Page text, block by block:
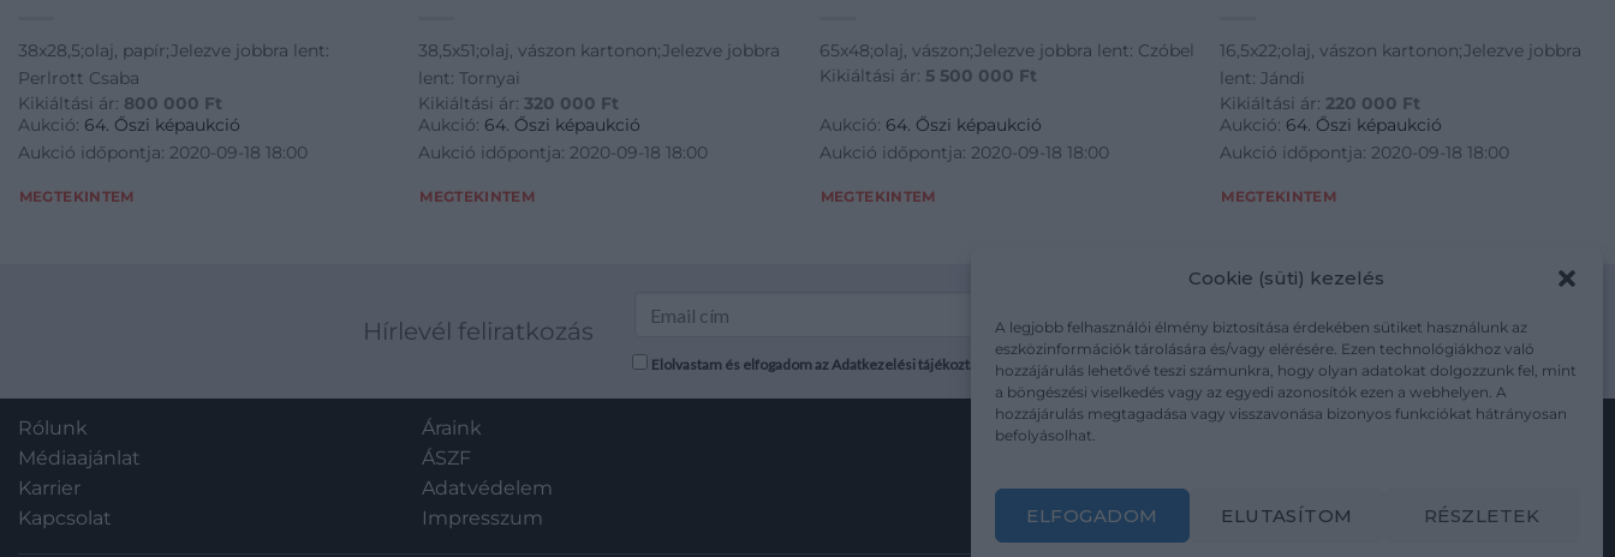
Cookie (süti) kezelés
A legjobb felhasználói élmény biztosítása érdekében sütiket használunk az
eszközinformációk tárolására és/vagy elérésére. Ezen technológiákhoz való
hozzájárulás lehetővé teszi számunkra, hogy olyan adatokat dolgozzunk fel, mint
a böngészési viselkedés vagy az egyedi azonosítók ezen a webhelyen. A
hozzájárulás megtagadása vagy visszavonása bizonyos funkciókat hátrányosan
befolyásolhat.
ELFOGADOM ELUTASÍTOM RÉSZLETEK
38x28,5;olaj, papír;Jelezve jobbra lent:
Perlrott Csaba
Kikiáltási ár: 800 000 Ft
Aukció: 64. Őszi képaukció
Aukció időpontja: 2020-09-18 18:00
MEGTEKINTEM
38,5x51;olaj, vászon kartonon;Jelezve jobbra
lent: Tornyai
Kikiáltási ár:320 000 Ft
Aukció: 64. Őszi képaukció
Aukció időpontja: 2020-09-18 18:00
MEGTEKINTEM
65x48;olaj, vászon;Jelezve jobbra lent: Czóbel
Kikiáltási ár: 5 500 000 Ft
Aukció: 64. Őszi képaukció
Aukció időpontja: 2020-09-18 18:00
MEGTEKINTEM
16,5x22;olaj, vászon kartonon;Jelezve jobbra
lent: Jándi
Kikiáltási ár: 220 000 Ft
Aukció: 64. Őszi képaukció
Aukció időpontja: 2020-09-18 18:00
MEGTEKINTEM
Hírlevél feliratkozás
Elolvastam és elfogadom az Adatkezelési tájékoztatót: mutargy.com/adatkezelesi-tajekoztato/
Rólunk
Médiaajánlat
Karrier
Kapcsolat
Áraink
ÁSZF
Adatvédelem
Impresszum